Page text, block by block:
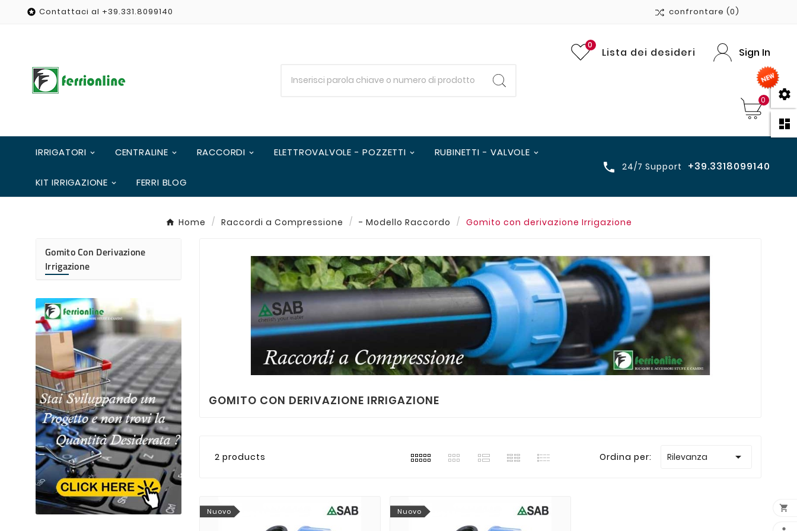


 Contattaci al +39.331.8099140 confrontare (0)
Lista dei desideri
0
Sign In
0
IRRIGATORI CENTRALINE RACCORDI ELETTROVALVOLE - POZZETTI RUBINETTI - VALVOLE
KIT IRRIGAZIONE FERRI BLOG
 24/7 Support +39.3318099140
Home Raccordi a Compressione - Modello Raccordo Gomito con derivazione Irrigazione
Gomito Con Derivazione
Irrigazione
GOMITO CON DERIVAZIONE IRRIGAZIONE
2 products Ordina per: Rilevanza 
Nuovo Nuovo 